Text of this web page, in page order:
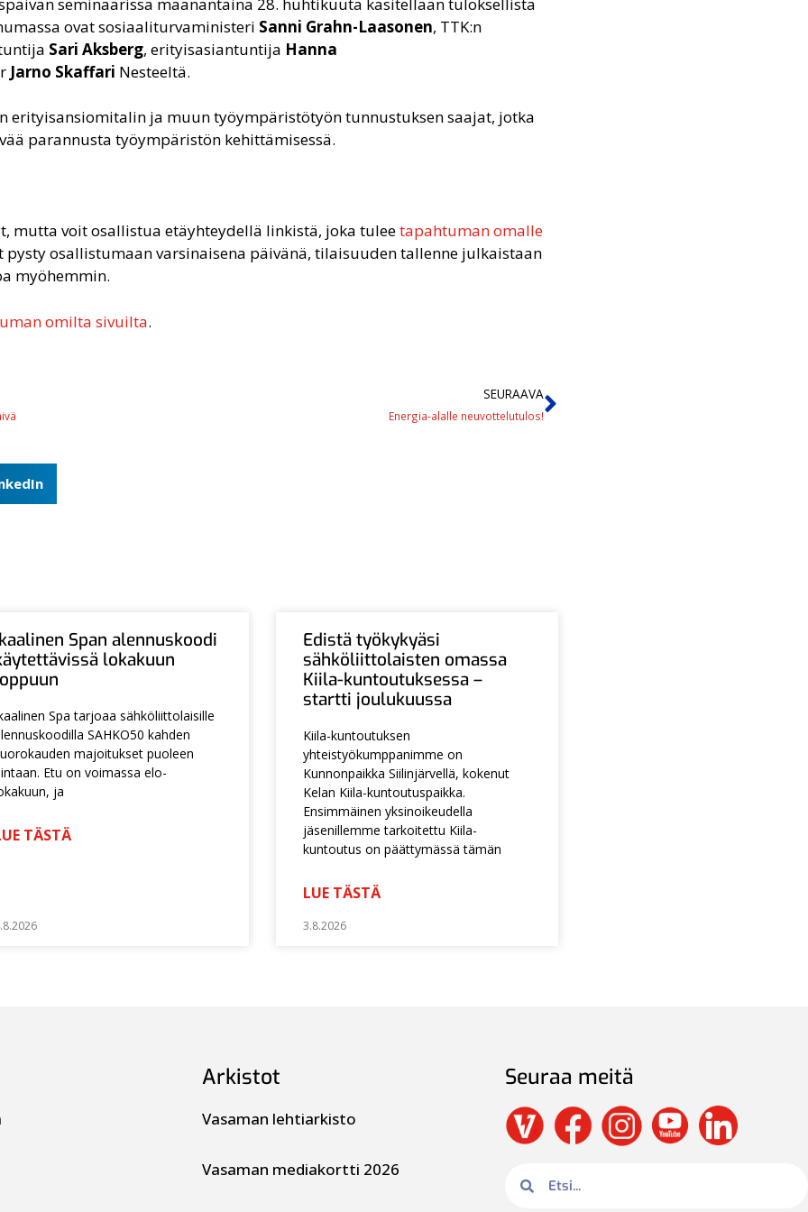
ovat sosiaaliturvaministeri Sanni Grahn-Laasonen, TTK:n
Sari Aksberg, erityisasiantuntija Hanna
Jarno Skaffari Nesteeltä.
erityisansiomitalin ja muun työympäristötyön tunnustuksen saajat, jotka
parannusta työympäristön kehittämisessä.
mutta voit osallistua etäyhteydellä linkistä, joka tuleetapahtuman omalle
osallistumaan varsinaisena päivänä, tilaisuuden tallenne julkaistaan
myöhemmin.
omilta sivuilta.
SEURAAVA
Energia-alalle neuvottelutulos!
Span alennuskoodi
lokakuun
Spa tarjoaa sähköliittolaisille
SAHKO50 kahden
majoitukset puoleen
Etu on voimassa elo-
ja
TÄSTÄ
Edistä työkykyäsi
sähköliittolaisten omassa
Kiila-kuntoutuksessa –
startti joulukuussa
Kiila-kuntoutuksen
yhteistyökumppanimme on
Kunnonpaikka Siilinjärvellä, kokenut
Kelan Kiila-kuntoutuspaikka.
Ensimmäinen yksinoikeudella
jäsenillemme tarkoitettu Kiila-
kuntoutus on päättymässä tämän
LUE TÄSTÄ
3.8.2026
Arkistot
Vasaman lehtiarkisto
Vasaman mediakortti 2026
Seuraa meitä